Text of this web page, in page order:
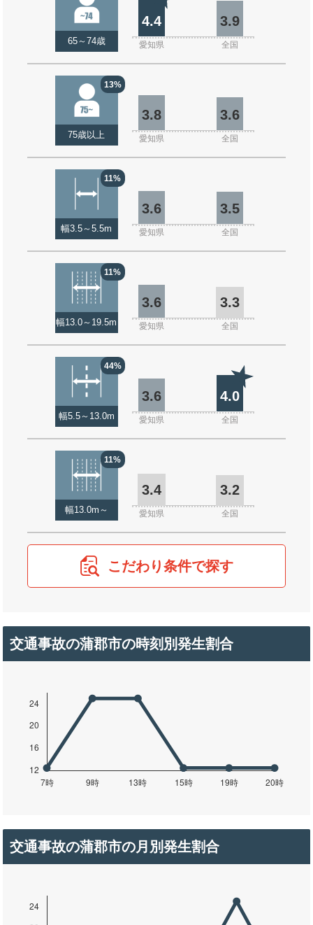
65～74歳
4.4 3.9
愛知県 全国
13%
75歳以上
3.8 3.6
愛知県 全国
11%
幅3.5～5.5m
3.6 3.5
愛知県 全国
11%
幅13.0～19.5m
3.6 3.3
愛知県 全国
44%
幅5.5～13.0m
3.6 4.0
愛知県 全国
11%
幅13.0m～
3.4 3.2
愛知県 全国
こだわり条件で探す
交通事故の蒲郡市の時刻別発生割合
交通事故の蒲郡市の月別発生割合